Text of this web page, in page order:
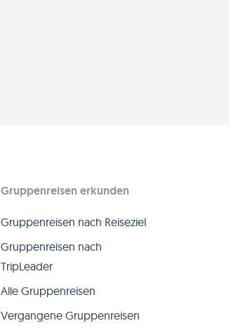
Gruppenreisen erkunden
Gruppenreisen nach Reiseziel
Gruppenreisen nach
TripLeader
Alle Gruppenreisen
Vergangene Gruppenreisen